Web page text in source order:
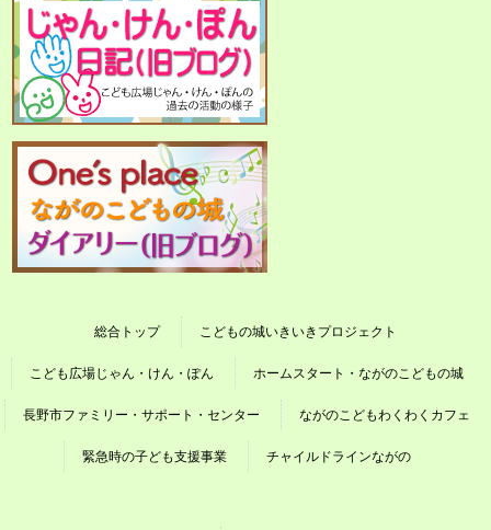
総合トップ こどもの城いきいきプロジェクト
こども広場じゃん・けん・ぽん ホームスタート・ながのこどもの城
長野市ファミリー・サポート・センター ながのこどもわくわくカフェ
緊急時の子ども支援事業 チャイルドラインながの